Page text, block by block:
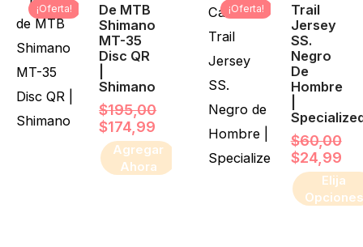
¡Oferta!
De MTB
Shimano
MT-35
Disc QR
Shimano
$195,00
original
era:
$195,00.
$174,99
actual
es:
$174,99.
Agregar
Ahora
¡Oferta!
Trail
Jersey
SS.
Negro
De
Hombre
$60,00
$24,99
Elija
Opciones
producto
tiene
múltiples
variantes.
opciones
se
pueden
elegir